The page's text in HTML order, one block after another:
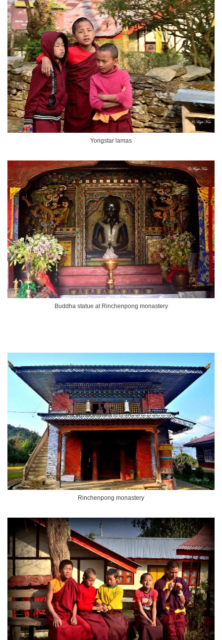
Yongstar lamas
Buddha statue at Rinchenpong monastery
Rinchenpong monastery